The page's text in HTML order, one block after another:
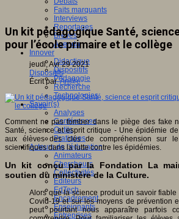
Faits marquants
Interviews
Reportages
Brèves
Agenda
Innover
Didactique
Dispositifs
Pédagogie
Recherche
Technologies
Savoir(s)
Analyses
Conférences
Outils
Pratiques
Acteurs de l'éducation
Animateurs
Chercheurs
Collectivités
Editeurs
EdTech
Encadrement
Enseignants
Entreprises
Un kit pédagogique Santé,
pour l’école primaire et le collège
jeudi, Avr 29 2021
Dispositifs
Écrit parAn@é
Comment ne pas tomber dans le piège des fake
Santé, science et esprit critique - Une épidémie
aux élèves des clés de compréhension sur
scientifiques dans la lutte contre les épidémies.
Un kit conçu par la Fondation La
soutien du ministère de la Culture.
Alors que la science produit un savoir
Covid-19 et sur les moyens de prévention
peut pourtant nous apparaître parfois